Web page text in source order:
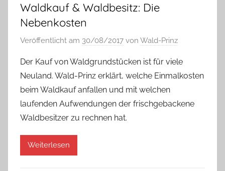
Waldkauf & Waldbesitz: Die
Nebenkosten
Veröffentlicht am 30/08/2017 von Wald-Prinz
Der Kauf von Waldgrundstücken ist für viele
Neuland. Wald-Prinz erklärt, welche Einmalkosten
beim Waldkauf anfallen und mit welchen
laufenden Aufwendungen der frischgebackene
Waldbesitzer zu rechnen hat.
Weiterlesen